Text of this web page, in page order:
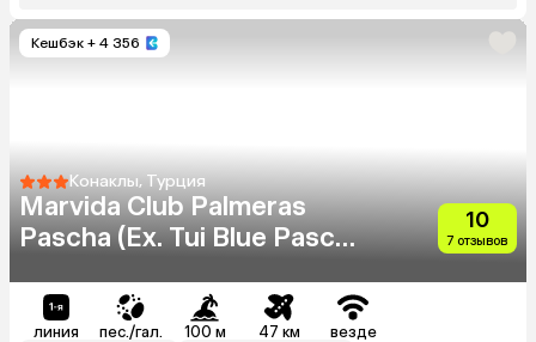
Кешбэк + 4 356
Конаклы, Турция
Marvida Club Palmeras
Pascha (Ex. Tui Blue Pascha
10
7 отзывов
линия пес./гал. 100 м 47 км везде